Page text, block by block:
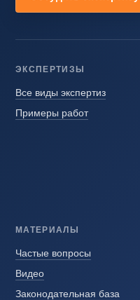
ЭКСПЕРТИЗЫ
Все виды экспертиз
Примеры работ
МАТЕРИАЛЫ
Частые вопросы
Видео
Законодательная база